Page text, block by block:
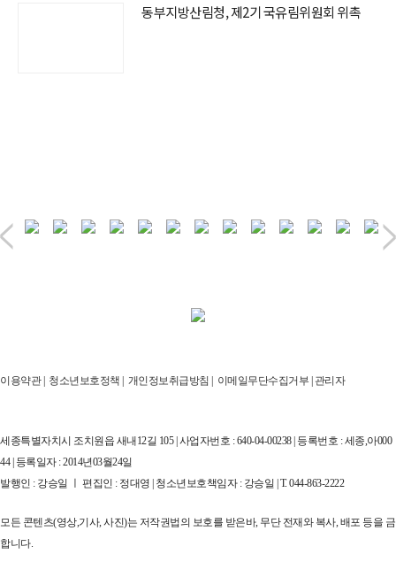
동부지방산림청, 제2기 국유림위원회 위촉
이용약관| 청소년보호정책 | 개인정보취급방침 | 이메일무단수집거부 | 관리자
세종특별자치시 조치원읍 새내12길 105 | 사업자번호 : 640-04-00238 | 등록번호 : 세종,아000
44 | 등록일자 : 2014년03월24일
발행인 : 강승일 ㅣ 편집인 : 정대영 | 청소년보호책임자 : 강승일 | T. 044-863-2222
모든 콘텐츠(영상,기사, 사진)는 저작권법의 보호를 받은바, 무단 전재와 복사, 배포 등을 금
합니다.